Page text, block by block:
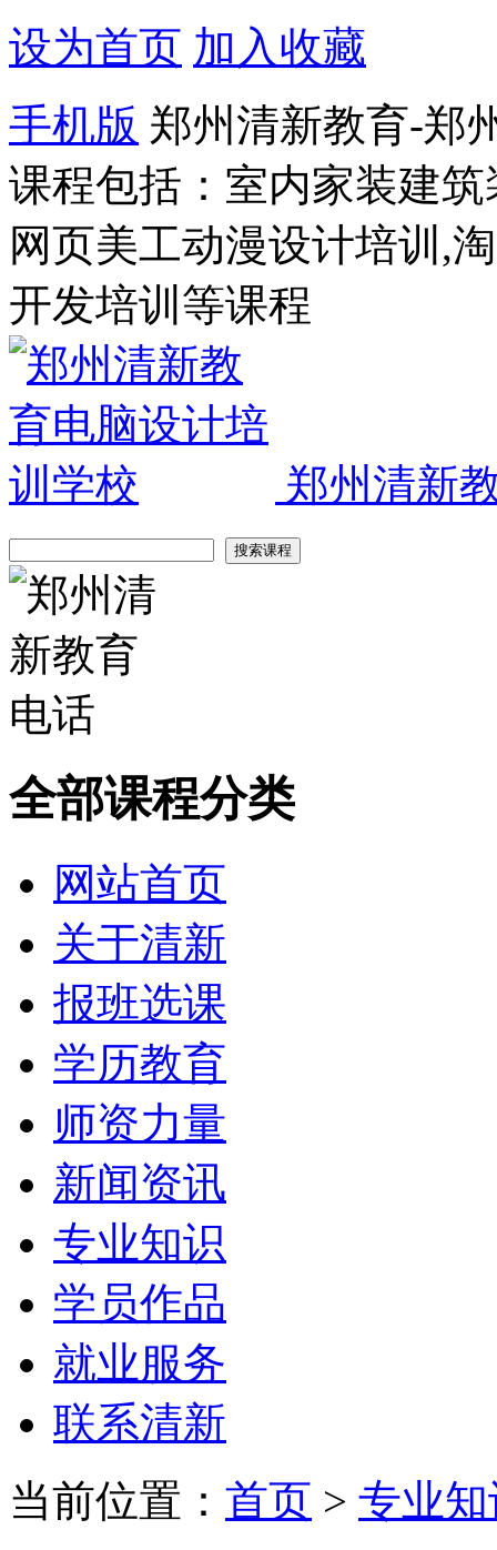
设为首页 加入收藏
手机版 郑州清新教育-郑
课程包括：室内家装建
网页美工动漫设计培训,
开发培训等课程
郑州清新
全部课程分类
网站首页
关于清新
报班选课
学历教育
师资力量
新闻资讯
专业知识
学员作品
就业服务
联系清新
当前位置： 首页 > 专业